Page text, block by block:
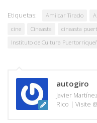
Etiquetas: Amilcar Tirado
cine
Cineasta
cineasta
Instituto de Cultura
autogiro
Javier
Rico | Visite